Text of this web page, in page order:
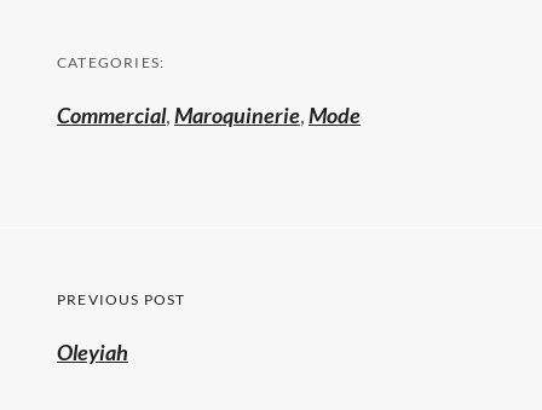
CATEGORIES:
Commercial,Maroquinerie,Mode
Navigation
de
PREVIOUS POST
Previous
Oleyiah